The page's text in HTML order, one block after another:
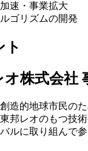
速・事業拡大
ゴリズムの開発
ト
株式会社
造的地球市民の
邦レオのもつ技術
ルに取り組んで参